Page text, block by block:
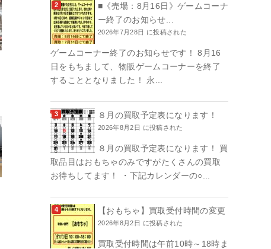
■《売場：8月16日》ゲームコーナ
ー終了のお知らせ...
2026年7月28日 に投稿された
ゲームコーナー終了のお知らせです！ 8月16
日をもちまして、物販ゲームコーナーを終了
することとなりました！ 永...
８月の買取予定表になります！
2026年8月2日 に投稿された
８月の買取予定表になります！ 買
取品目はおもちゃのみですがたくさんの買取
お待ちしてます！ ・下記カレンダーの○...
【おもちゃ】買取受付時間の変更
2026年8月2日 に投稿された
買取受付時間は午前10時～18時ま